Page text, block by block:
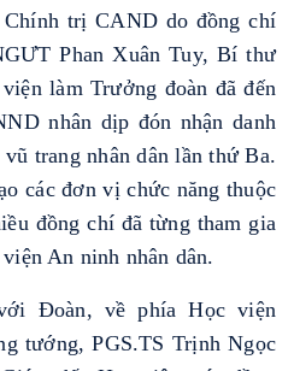
trị CAND do đồng chí
Phan Xuân Tuy, Bí thư
làm Trưởng đoàn đã đến
nhân dịp đón nhận danh
trang nhân dân lần thứ Ba.
các đơn vị chức năng thuộc
đồng chí đã từng tham gia
An ninh nhân dân.
Đoàn, về phía Học viện
tướng, PGS.TS Trịnh Ngọc